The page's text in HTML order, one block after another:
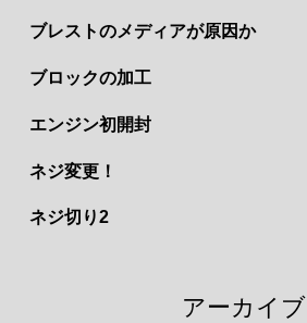
k
ブレストのメディアが原因か
ブロックの加工
エンジン初開封
ネジ変更！
ネジ切り2
アーカイブ